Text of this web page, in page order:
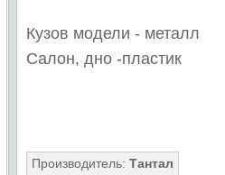
Кузов модели - металл
Салон, дно -пластик
Производитель: Тантал